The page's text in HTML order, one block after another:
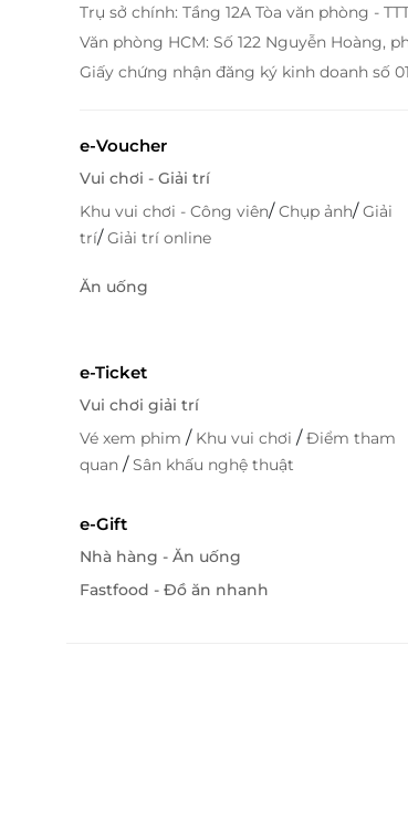
Trụ sở chính: Tầng 12A Tòa văn phòng -
Văn phòng HCM: Số 122 Nguyễn Hoàng,
Giấy chứng nhận đăng ký kinh doanh số
e-Voucher
Vui chơi - Giải trí
Khu vui chơi - Công viên/Chụp ảnh/Giải
trí/Giải trí online
Ăn uống
e-Ticket
Vui chơi giải trí
Vé xem phim / Khu vui chơi /Điểm tham
quan /Sân khấu nghệ thuật
e-Gift
Nhà hàng - Ăn uống
Fastfood - Đồ ăn nhanh